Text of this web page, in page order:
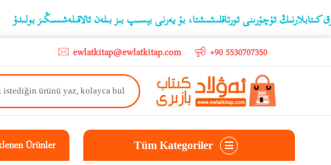
ئۇچۇرىنى ئورتاقلىشىشتا، بۇ يەرنى بېسىپ بىز بىلەن ئالاقىلەشسىڭىز بولىدۇ
+90 5530707350
ewlatkitap@ewlatkitap.com
Tüm Kategoriler
Ürünler